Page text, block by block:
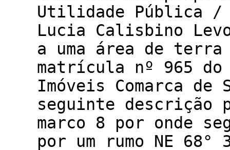
Utilidade Pública /
Lucia Calisbino
a uma área de
matrícula nº 965
Imóveis Comarca de
seguinte
marco 8 por onde
por um rumo NE